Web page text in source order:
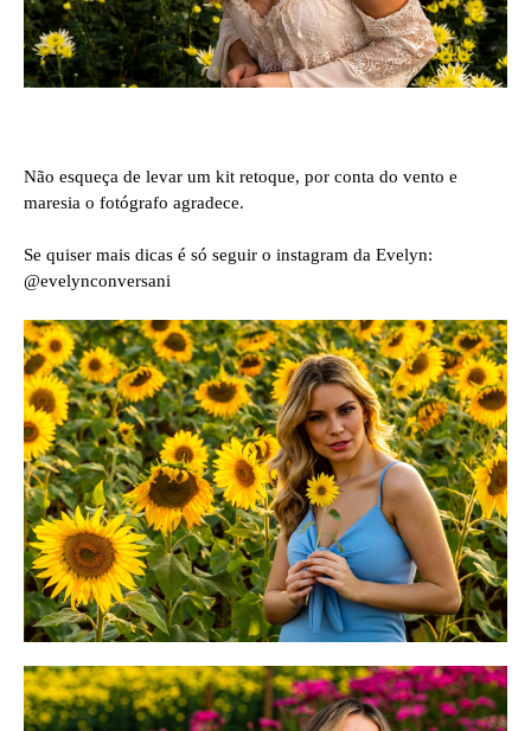
Não esqueça de levar um kit retoque, por conta do vento e
maresia o fotógrafo agradece.
Se quiser mais dicas é só seguir o instagram da Evelyn:
@evelynconversani